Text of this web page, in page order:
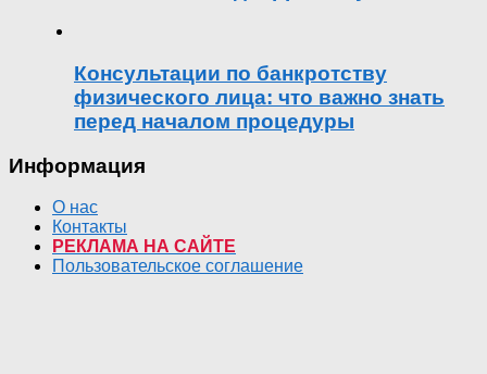
Консультации по банкротству
физического лица: что важно знать
перед началом процедуры
Информация
О нас
Контакты
РЕКЛАМА НА САЙТЕ
Пользовательское соглашение